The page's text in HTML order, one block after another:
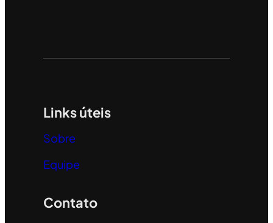
Links úteis
Sobre
Equipe
Contato